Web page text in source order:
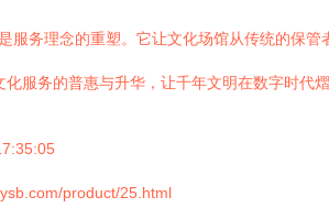
服务理念的重塑。它让文化场馆从传统的保
服务的普惠与升华，让千年文明在数字时代熠
product/25.html